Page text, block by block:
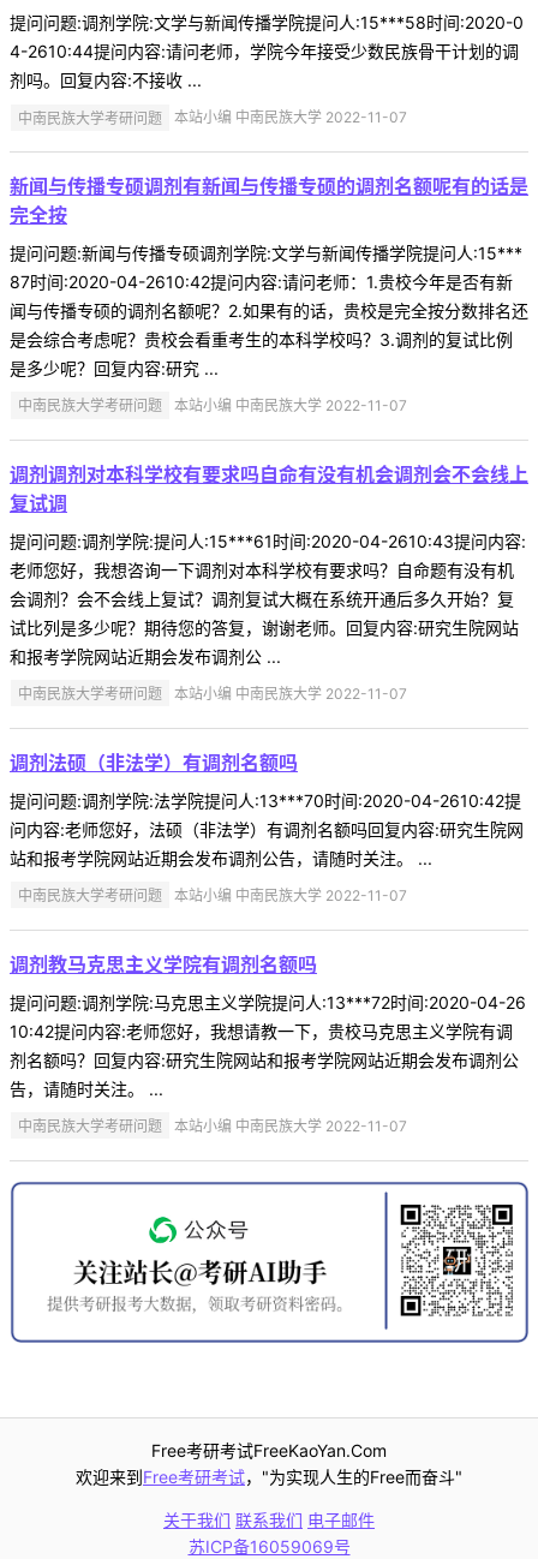
提问问题:调剂学院:文学与新闻传播学院提问人:15***58时间:2020-0
4-2610:44提问内容:请问老师，学院今年接受少数民族骨干计划的调
剂吗。回复内容:不接收 ...
中南民族大学考研问题 本站小编 中南民族大学 2022-11-07
新闻与传播专硕调剂有新闻与传播专硕的调剂名额呢有的话是
完全按
提问问题:新闻与传播专硕调剂学院:文学与新闻传播学院提问人:15***
87时间:2020-04-2610:42提问内容:请问老师：1.贵校今年是否有新
闻与传播专硕的调剂名额呢？2.如果有的话，贵校是完全按分数排名还
是会综合考虑呢？贵校会看重考生的本科学校吗？3.调剂的复试比例
是多少呢？回复内容:研究 ...
中南民族大学考研问题 本站小编 中南民族大学 2022-11-07
调剂调剂对本科学校有要求吗自命有没有机会调剂会不会线上
复试调
提问问题:调剂学院:提问人:15***61时间:2020-04-2610:43提问内容:
老师您好，我想咨询一下调剂对本科学校有要求吗？自命题有没有机
会调剂？会不会线上复试？调剂复试大概在系统开通后多久开始？复
试比列是多少呢？期待您的答复，谢谢老师。回复内容:研究生院网站
和报考学院网站近期会发布调剂公 ...
中南民族大学考研问题 本站小编 中南民族大学 2022-11-07
调剂法硕（非法学）有调剂名额吗
提问问题:调剂学院:法学院提问人:13***70时间:2020-04-2610:42提
问内容:老师您好，法硕（非法学）有调剂名额吗回复内容:研究生院网
站和报考学院网站近期会发布调剂公告，请随时关注。 ...
中南民族大学考研问题 本站小编 中南民族大学 2022-11-07
调剂教马克思主义学院有调剂名额吗
提问问题:调剂学院:马克思主义学院提问人:13***72时间:2020-04-26
10:42提问内容:老师您好，我想请教一下，贵校马克思主义学院有调
剂名额吗？回复内容:研究生院网站和报考学院网站近期会发布调剂公
告，请随时关注。 ...
中南民族大学考研问题 本站小编 中南民族大学 2022-11-07
Free考研考试FreeKaoYan.Com
欢迎来到Free考研考试，"为实现人生的Free而奋斗"
关于我们 联系我们 电子邮件
苏ICP备16059069号